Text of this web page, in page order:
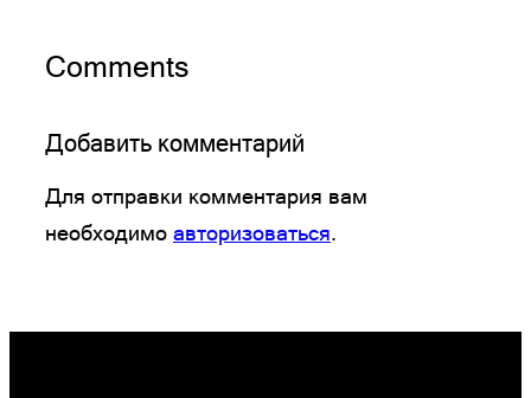
Comments
Добавить комментарий
Для отправки комментария вам
необходимо авторизоваться.